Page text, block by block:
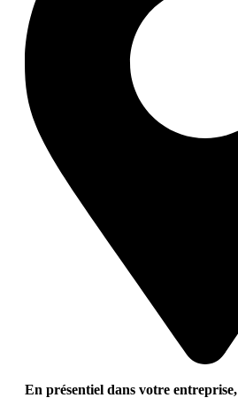
En présentiel dans votre entreprise,